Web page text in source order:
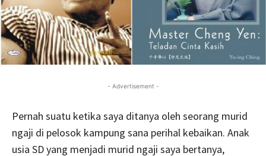
- Advertisement -
Pernah suatu ketika saya ditanya oleh seorang murid
ngaji di pelosok kampung sana perihal kebaikan. Anak
usia SD yang menjadi murid ngaji saya bertanya,